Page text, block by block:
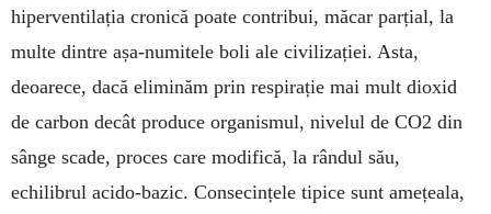
hiperventilația cro­nică poate contribui, măcar parțial, la
multe dintre așa-numi­tele boli ale civilizației. Asta,
deoarece, dacă elimi­năm prin respirație mai mult dioxid
de carbon decât produce organismul, nivelul de CO2 din
sânge sca­de, proces care modifică, la rândul său,
echilibrul acido-bazic. Consecințele tipice sunt amețeala,